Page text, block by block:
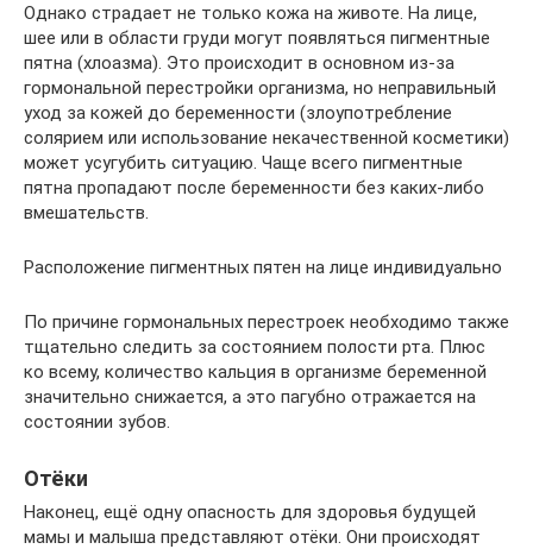
Однако страдает не только кожа на животе. На лице,
шее или в области груди могут появляться пигментные
пятна (хлоазма). Это происходит в основном из-за
гормональной перестройки организма, но неправильный
уход за кожей до беременности (злоупотребление
солярием или использование некачественной косметики)
может усугубить ситуацию. Чаще всего пигментные
пятна пропадают после беременности без каких-либо
вмешательств.
Расположение пигментных пятен на лице индивидуально
По причине гормональных перестроек необходимо также
тщательно следить за состоянием полости рта. Плюс
ко всему, количество кальция в организме беременной
значительно снижается, а это пагубно отражается на
состоянии зубов.
Отёки
Наконец, ещё одну опасность для здоровья будущей
мамы и малыша представляют отёки. Они происходят